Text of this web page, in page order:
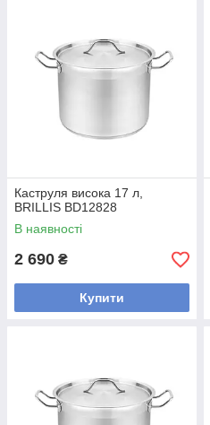
Каструля висока 17 л,
BRILLIS BD12828
В наявності
2 690 ₴
Купити